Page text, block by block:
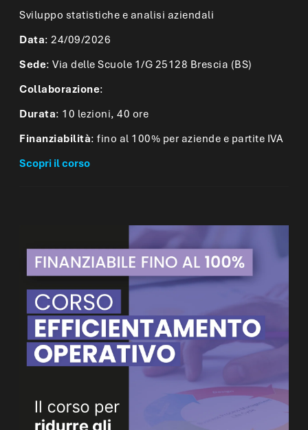
Sviluppo statistiche e analisi aziendali
Data: 24/09/2026
Sede: Via delle Scuole 1/G 25128 Brescia (BS)
Collaborazione:
Durata: 10 lezioni, 40 ore
Finanziabilità: fino al 100% per aziende e partite IVA
Scopri il corso